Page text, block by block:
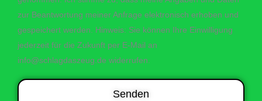
zur Beantwortung meiner Anfrage elektronisch erhoben und
gespeichert werden. Hinweis: Sie können Ihre Einwilligung
jederzeit für die Zukunft per E-Mail an
info@schlagdaszeug.de widerrufen.
Senden